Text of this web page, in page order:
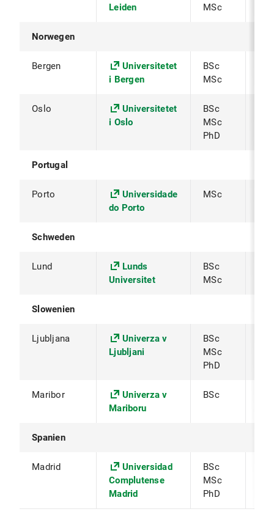
Leiden
MSc
Norwegen
Bergen
Universitetet
i Bergen
BSc
MSc
Oslo
Universitetet
i Oslo
BSc
MSc
PhD
Portugal
Porto
Universidade
do Porto
MSc
Schweden
Lund
Lunds
Universitet
BSc
MSc
Slowenien
Ljubljana
Univerza v
Ljubljani
BSc
MSc
PhD
Maribor
Univerza v
Mariboru
BSc
Spanien
Madrid
Universidad
Complutense
Madrid
BSc
MSc
PhD